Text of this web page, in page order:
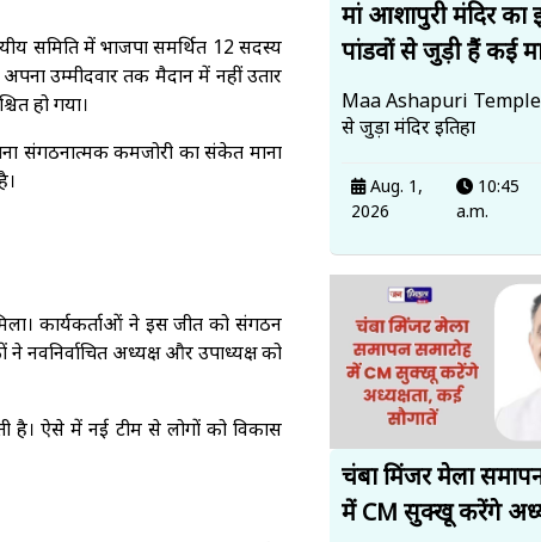
समिति में भाजपा समर्थित 12 सदस्य
उम्मीदवार तक मैदान में नहीं उतार
हो गया।
संगठनात्मक कमजोरी का संकेत माना
कार्यकर्ताओं ने इस जीत को संगठन
नवनिर्वाचित अध्यक्ष और उपाध्यक्ष को
है। ऐसे में नई टीम से लोगों को विकास
मां आशापुरी मंदिर का
पांडवों से जुड़ी हैं कई
Maa Ashapuri
से जुड़ा मंदिर इतिहा
Aug. 1,
2026
10:45
a.m.
चंबा मिंजर मेला
में CM सुक्खू करेंगे